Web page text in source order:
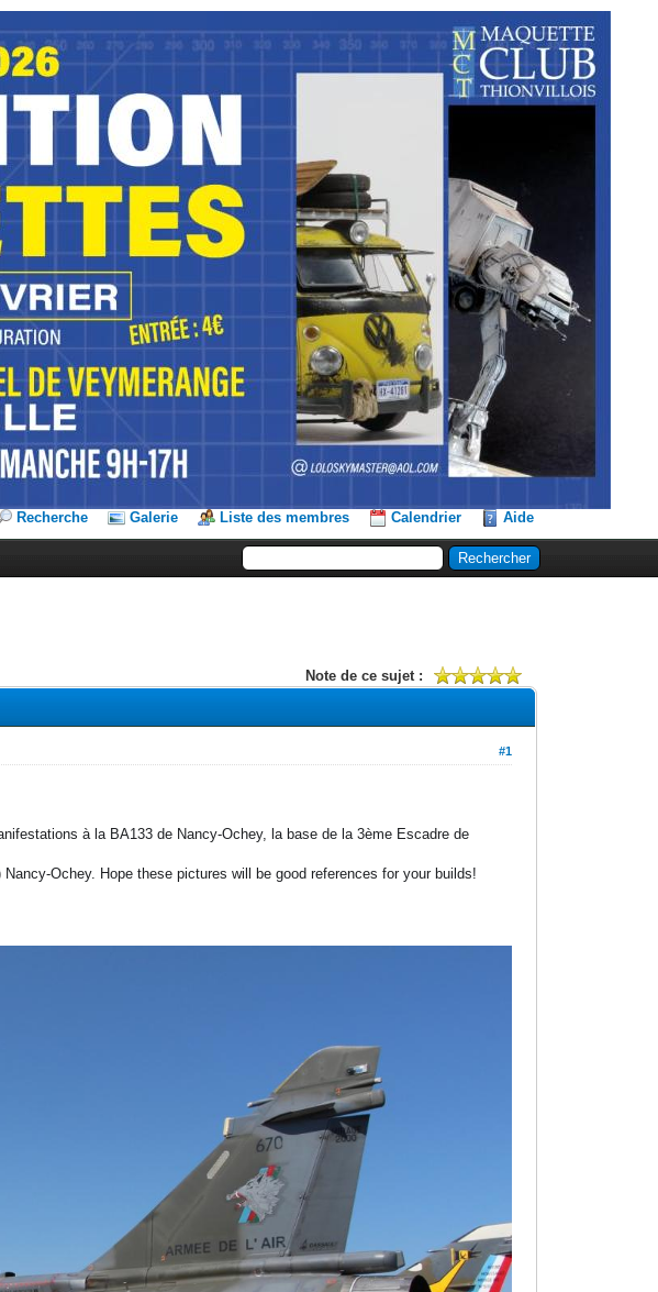
Recherche Galerie Liste des membres Calendrier Aide
Note de ce sujet :
#1
à la BA133 de Nancy-Ochey, la base de la 3ème Escadre de
Ochey. Hope these pictures will be good references for your builds!